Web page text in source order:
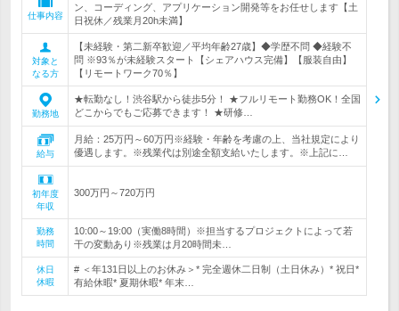
仕事内容
ン、コーディング、アプリケーション開発等をお任せします【土
日祝休／残業月20h未満】
対象と
なる方
【未経験・第二新卒歓迎／平均年齢27歳】◆学歴不問 ◆経験不
問 ※93％が未経験スタート【シェアハウス完備】【服装自由】
【リモートワーク70％】
勤務地
★転勤なし！渋谷駅から徒歩5分！ ★フルリモート勤務OK！全国
どこからでもご応募できます！ ★研修…
給与
月給：25万円～60万円※経験・年齢を考慮の上、当社規定により
優遇します。※残業代は別途全額支給いたします。※上記に…
初年度
年収
300万円～720万円
勤務
時間
10:00～19:00（実働8時間）※担当するプロジェクトによって若
干の変動あり※残業は月20時間未…
休日
休暇
# ＜年131日以上のお休み＞* 完全週休二日制（土日休み）* 祝日*
有給休暇* 夏期休暇* 年末…